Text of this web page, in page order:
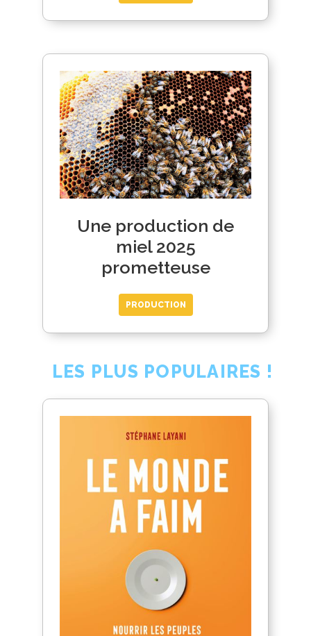
Une production de
miel 2025
prometteuse
PRODUCTION
LES PLUS POPULAIRES !